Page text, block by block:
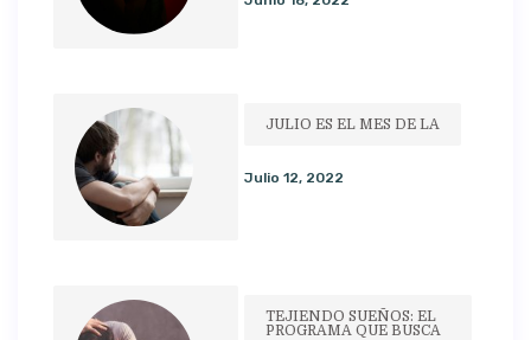
JULIO ES EL MES DE LA
Julio 12, 2022
TEJIENDO SUEÑOS: EL
PROGRAMA QUE BUSCA